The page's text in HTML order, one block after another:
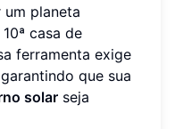
planeta
casa de
ferramenta exige
que sua
solar seja